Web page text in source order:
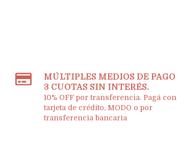
MÚLTIPLES MEDIOS DE PAGO |
3 CUOTAS SIN INTERÉS.
10% OFF por transferencia. Pagá con
tarjeta de crédito, MODO o por
transferencia bancaria